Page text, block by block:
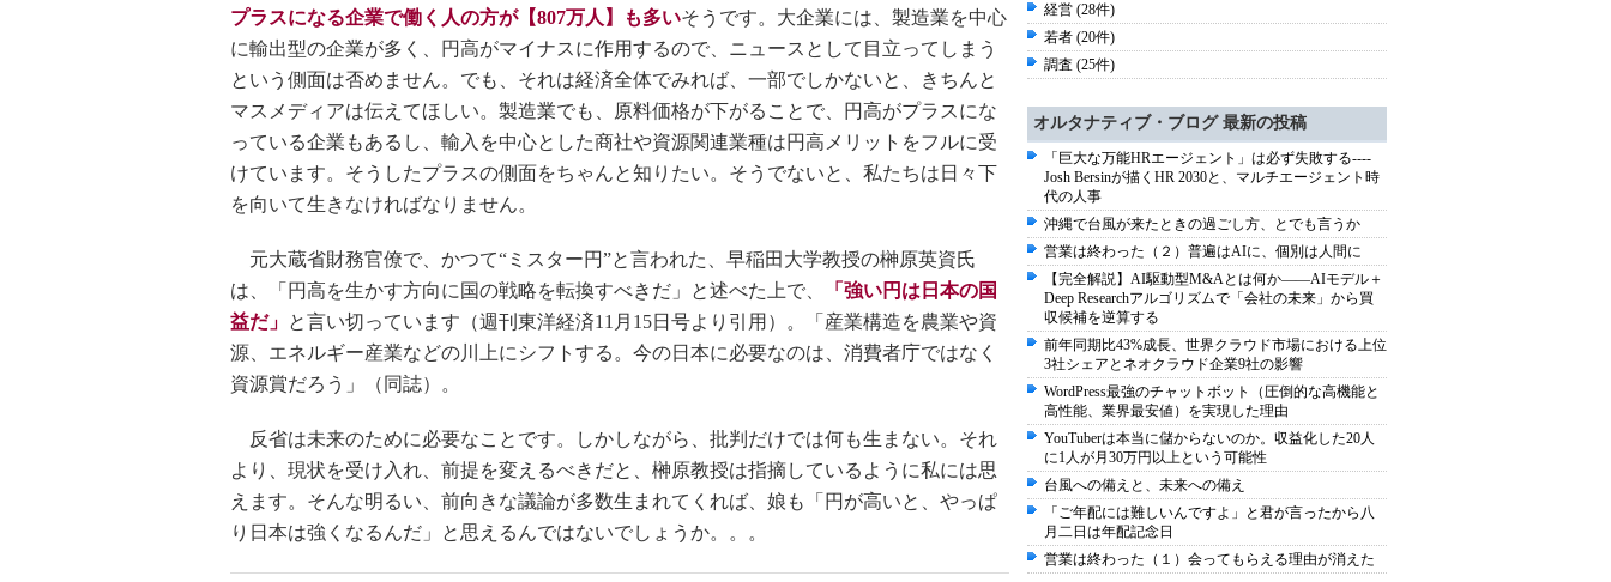
プラスになる企業で働く人の方が【807万人】も多いそうです。大企業には、製造業を中心
に輸出型の企業が多く、円高がマイナスに作用するので、ニュースとして目立ってしまう
という側面は否めません。でも、それは経済全体でみれば、一部でしかないと、きちんと
マスメディアは伝えてほしい。製造業でも、原料価格が下がることで、円高がプラスにな
っている企業もあるし、輸入を中心とした商社や資源関連業種は円高メリットをフルに受
けています。そうしたプラスの側面をちゃんと知りたい。そうでないと、私たちは日々下
を向いて生きなければなりません。
元大蔵省財務官僚で、かつて“ミスター円”と言われた、早稲田大学教授の榊原英資氏
は、「円高を生かす方向に国の戦略を転換すべきだ」と述べた上で、
「強い円は日本の国
益だ」 と言い切っています（週刊東洋経済11月15日号より引用）。「産業構造を農業や資
源、エネルギー産業などの川上にシフトする。今の日本に必要なのは、消費者庁ではなく
資源賞だろう」（同誌）。
反省は未来のために必要なことです。しかしながら、批判だけでは何も生まない。それ
より、現状を受け入れ、前提を変えるべきだと、榊原教授は指摘しているように私には思
えます。そんな明るい、前向きな議論が多数生まれてくれば、娘も「円が高いと、やっぱ
り日本は強くなるんだ」と思えるんではないでしょうか。。。
経営 (28件)
若者 (20件)
調査 (25件)
オルタナティブ・ブログ 最新の投稿
「巨大な万能HRエージェント」は必ず失敗する----
Josh Bersinが描くHR 2030と、マルチエージェント時
代の人事
沖縄で台風が来たときの過ごし方、とでも言うか
営業は終わった（２）普遍はAIに、個別は人間に
【完全解説】AI駆動型M&Aとは何か――AIモデル＋
Deep Researchアルゴリズムで「会社の未来」から買
収候補を逆算する
前年同期比43%成長、世界クラウド市場における上位
3社シェアとネオクラウド企業9社の影響
WordPress最強のチャットボット（圧倒的な高機能と
高性能、業界最安値）を実現した理由
YouTuberは本当に儲からないのか。収益化した20人
に1人が月30万円以上という可能性
台風への備えと、未来への備え
「ご年配には難しいんですよ」と君が言ったから八
月二日は年配記念日
営業は終わった（１）会ってもらえる理由が消えた